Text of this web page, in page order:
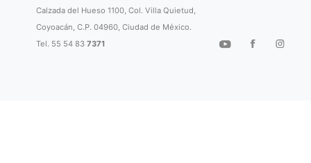
Calzada del Hueso 1100, Col. Villa Quietud,
Coyoacán, C.P. 04960, Ciudad de México.
Tel. 55 54 837371